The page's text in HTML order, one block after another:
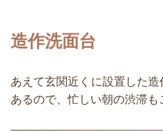
造作洗面台
あえて玄関近くに設置した
あるので、忙しい朝の渋滞も